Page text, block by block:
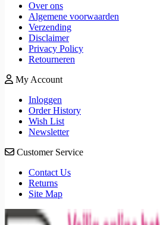
Over ons
Algemene voorwaarden
Verzending
Disclaimer
Privacy Policy
Retourneren
My Account
Inloggen
Order History
Wish List
Newsletter
Customer Service
Contact Us
Returns
Site Map